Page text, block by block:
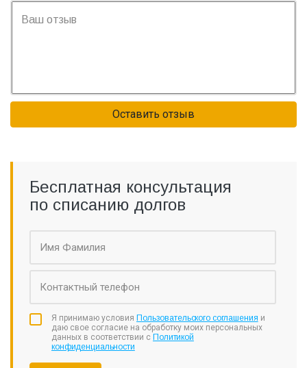
Оставить отзыв
Бесплатная консультация
по списанию долгов
Я принимаю условия Пользовательского соглашения и
даю свое согласие на обработку моих персональных
данных в соответствии с Политикой
конфиденциальности